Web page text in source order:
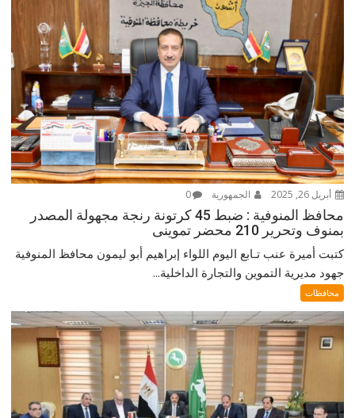
أبريل 26, 2025 الجمهورية 0
محافظ المنوفية : ضبط 45 كرتونة رنجة مجهولة المصدر
بمنوف وتحرير 210 محضر تموينى
كتبت أميرة عنب تـابع اليوم اللواء إبراهيم أبو ليمون محافظ المنوفية
جهود مديرية التموين والتجارة الداخلية...
محافظات